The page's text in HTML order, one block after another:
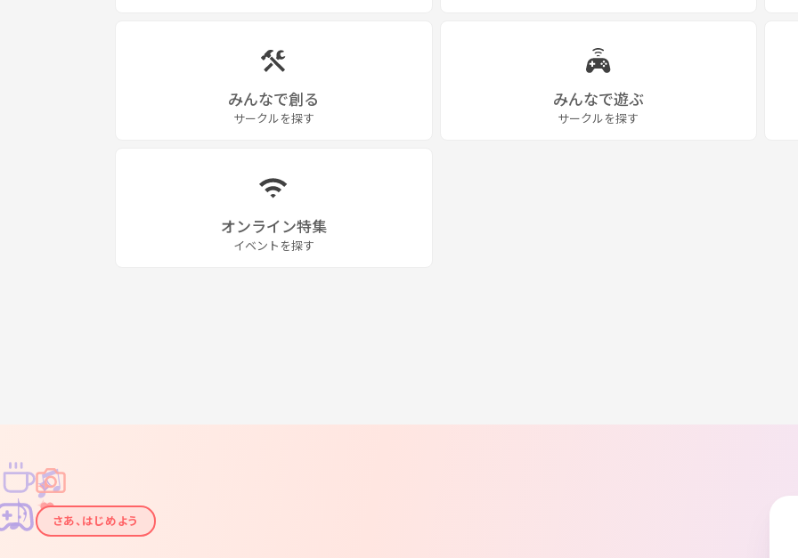
みんなで創る
サークルを探す
みんなで遊ぶ
サークルを探す
オンライン特集
イベントを探す
✦
✦
✧
✧
♪
♫
さあ、はじめよう